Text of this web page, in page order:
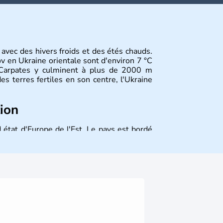
des hivers froids et des étés chauds.
en Ukraine orientale sont d'environ 7 °C
y culminent à plus de 2000 m
terres fertiles en son centre, l'Ukraine
d'Europe de l'Est. Le pays est bordé